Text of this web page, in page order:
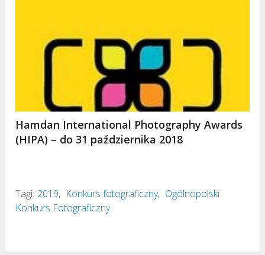
Hamdan International Photography Awards
(HIPA) – do 31 października 2018
Tagi: 2019, Konkurs fotograficzny, Ogólnopolski
Konkurs Fotograficzny